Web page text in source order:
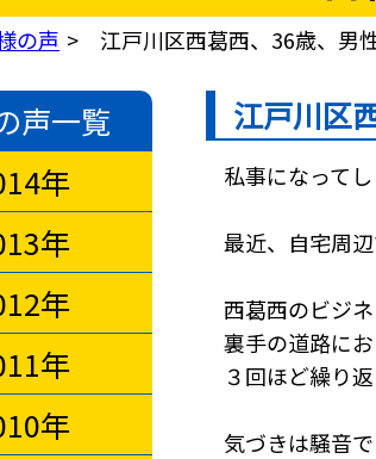
の声 江戸川区西葛西、36歳、男
江戸川区
私事になって
最近、自宅周
西葛西のビジ
裏手の道路に
３回ほど繰り
気づきは騒音
声一覧
年
年
年
年
年